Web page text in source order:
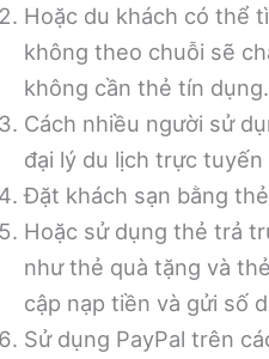
Hoặc du khách có thể
không theo chuỗi sẽ
không cần thẻ tín dụng.
Cách nhiều người sử
đại lý du lịch trực
Đặt khách sạn bằng
Hoặc sử dụng thẻ trả
như thẻ quà tặng và
cập nạp tiền và gửi số
Sử dụng PayPal trên